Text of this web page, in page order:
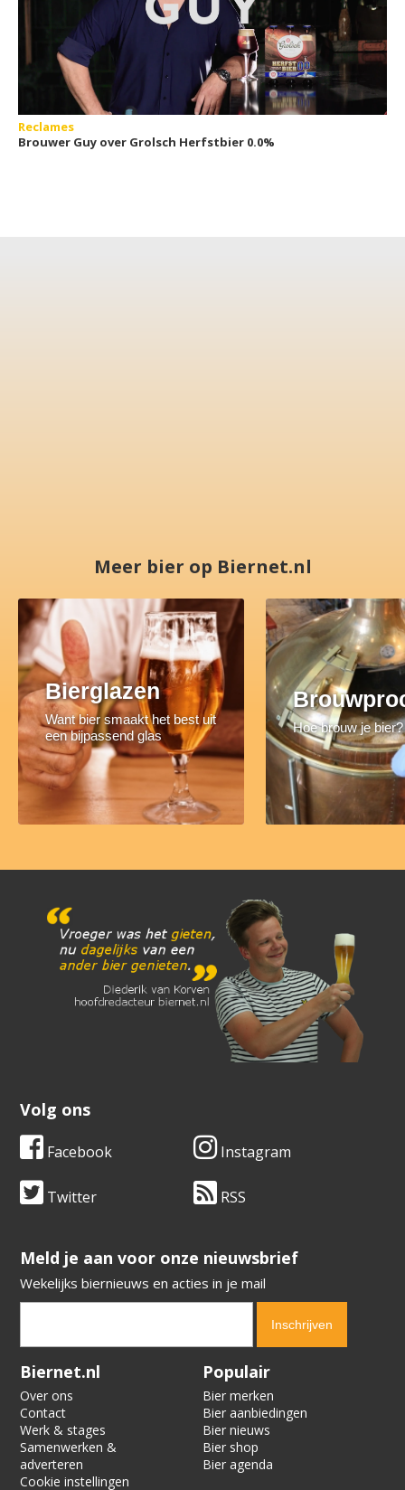
Reclames
Brouwer Guy over Grolsch Herfstbier 0.0%
Meer bier op Biernet.nl
Bierglazen
Want bier smaakt het best uit
een bijpassend glas
Hoe brouw je bier?
Volg ons
Facebook Instagram
Twitter RSS
​​​​​​​Meld je aan voor onze nieuwsbrief
Wekelijks biernieuws en acties in je mail
Verification code:
Biernet.nl
Over ons
Contact
Werk & stages
Samenwerken &
adverteren
Cookie instellingen
Populair
Bier merken
Bier aanbiedingen
Bier nieuws
Bier shop
Bier agenda